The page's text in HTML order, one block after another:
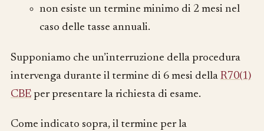
non esiste un termine minimo di 2 mesi nel
caso delle tasse annuali.
Supponiamo che un’interruzione della procedura
intervenga durante il termine di 6 mesi della R70(1)
CBE per presentare la richiesta di esame.
Come indicato sopra, il termine per la